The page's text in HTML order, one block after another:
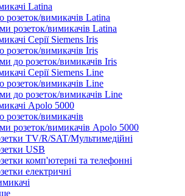
Latina
розеток/вимикачів Latina
розеток/вимикачів Latina
Серії Siemens Iris
розеток/вимикачів Iris
до розеток/вимикачів Iris
Серії Siemens Line
розеток/вимикачів Line
до розеток/вимикачів Line
Apolo 5000
розеток/вимикачів
розеток/вимикачів Apolo 5000
TV/R/SAT/Мультимедійні
USB
комп'ютерні та телефонні
електричні